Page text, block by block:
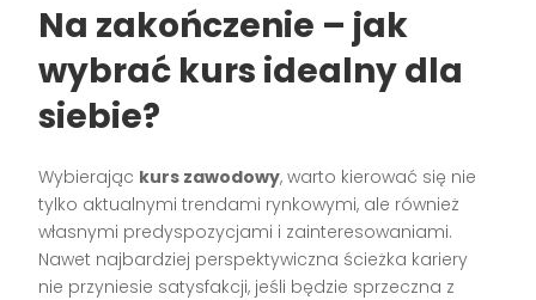
Na zakończenie – jak
wybrać kurs idealny dla
siebie?
Wybierając kurs zawodowy, warto kierować się nie
tylko aktualnymi trendami rynkowymi, ale również
własnymi predyspozycjami i zainteresowaniami.
Nawet najbardziej perspektywiczna ścieżka kariery
nie przyniesie satysfakcji, jeśli będzie sprzeczna z